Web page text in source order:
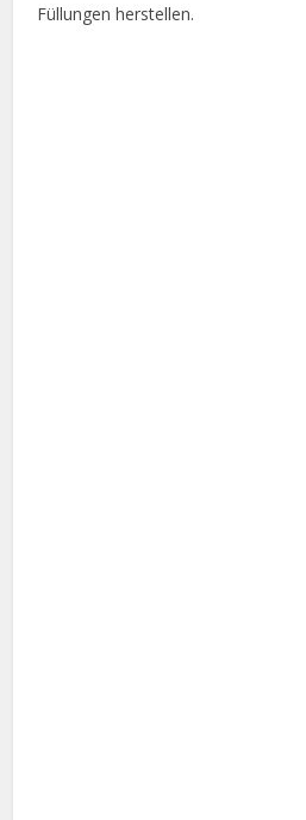
Füllungen herstellen.